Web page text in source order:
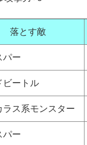
落とす敵
パー
ビートル
ラス系モンスター
パー